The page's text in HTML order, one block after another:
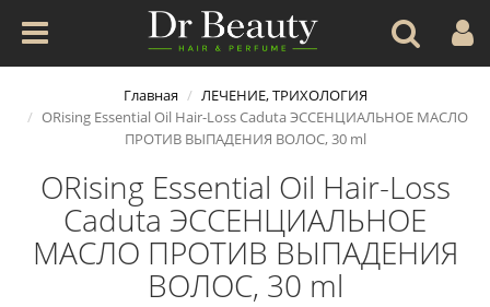
Главная
ЛЕЧЕНИЕ, ТРИХОЛОГИЯ
ORising Essential Oil Hair-Loss Caduta ЭССЕНЦИАЛЬНОЕ МАСЛО
ПРОТИВ ВЫПАДЕНИЯ ВОЛОС, 30 ml
ORising Essential Oil Hair-Loss
Caduta ЭССЕНЦИАЛЬНОЕ
МАСЛО ПРОТИВ ВЫПАДЕНИЯ
ВОЛОС, 30 ml